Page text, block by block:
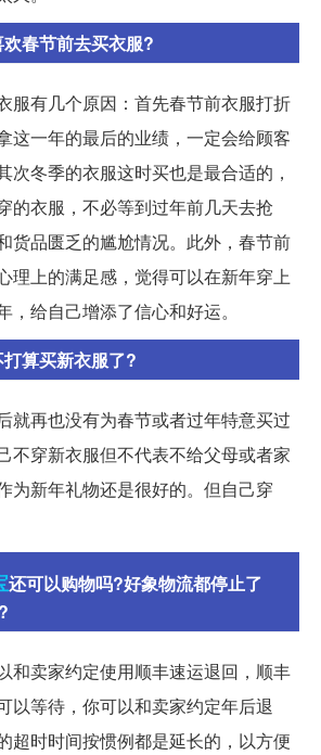
春节前去买衣服?
服有几个原因：首先春节前衣服打折
这一年的最后的业绩，一定会给顾客
次冬季的衣服这时买也是最合适的，
的衣服，不必等到过年前几天去抢
货品匮乏的尴尬情况。此外，春节前
理上的满足感，觉得可以在新年穿上
，给自己增添了信心和好运。
算买新衣服了?
就再也没有为春节或者过年特意买过
不穿新衣服但不代表不给父母或者家
为新年礼物还是很好的。但自己穿
还可以购物吗?好象物流都停止了
和卖家约定使用顺丰速运退回，顺丰
以等待，你可以和卖家约定年后退
超时时间按惯例都是延长的，以方便